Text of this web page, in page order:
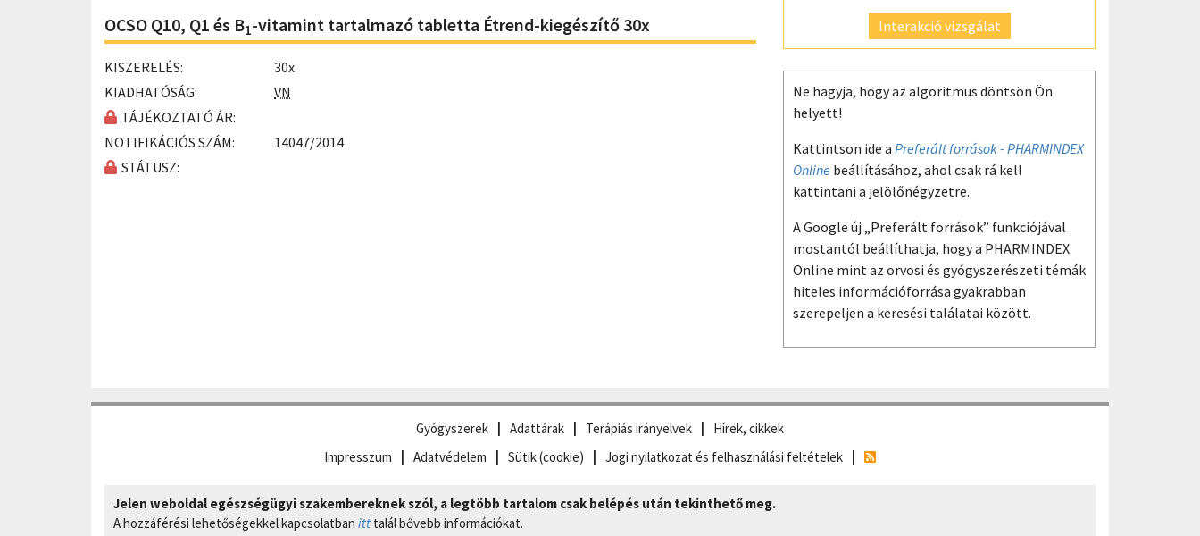
OCSO Q10, Q1 és B1-vitamint tartalmazó tabletta Étrend-kiegészítő 30x
KISZERELÉS:
30x
KIADHATÓSÁG:
VN
TÁJÉKOZTATÓ ÁR:
NOTIFIKÁCIÓS SZÁM:
14047/2014
STÁTUSZ:
Interakció vizsgálat
Ne hagyja, hogy az algoritmus döntsön Ön
helyett!
Kattintson ide a Preferált források - PHARMINDEX
Online beállításához, ahol csak rá kell
kattintani a jelölőnégyzetre.
A Google új „Preferált források” funkciójával
mostantól beállíthatja, hogy a PHARMINDEX
Online mint az orvosi és gyógyszerészeti témák
hiteles információforrása gyakrabban
szerepeljen a keresési találatai között.
Gyógyszerek Adattárak Terápiás irányelvek
Hírek, cikkek
Impresszum
Adatvédelem Sütik (cookie) Jogi nyilatkozat és felhasználási feltételek
Jelen weboldal egészségügyi szakembereknek szól, a legtöbb tartalom csak belépés után tekinthető meg.
A hozzáférési lehetőségekkel kapcsolatban itt talál bővebb információkat.